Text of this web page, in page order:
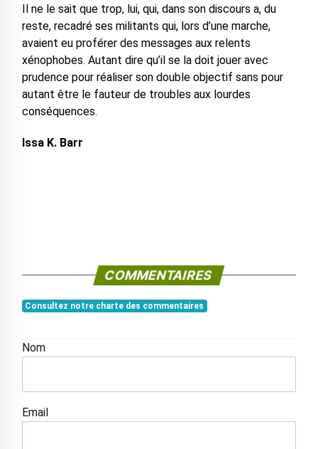
Il ne le sait que trop, lui, qui, dans son discours a, du
reste, recadré ses militants qui, lors d’une marche,
avaient eu proférer des messages aux relents
xénophobes. Autant dire qu’il se la doit jouer avec
prudence pour réaliser son double objectif sans pour
autant être le fauteur de troubles aux lourdes
conséquences.
Issa K. Barr
COMMENTAIRES
Consultez notre charte des commentaires
Nom
Email